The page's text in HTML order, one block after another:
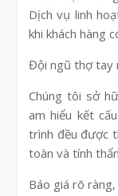
Dịch vụ linh
khi khách hàng
Đội ngũ thợ tay
Chúng tôi sở
am hiểu kết
trình đều được
toàn và tính
Báo giá rõ